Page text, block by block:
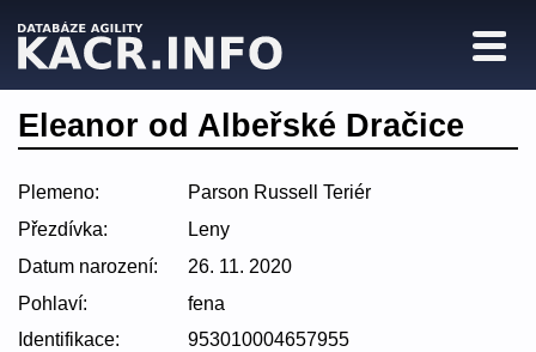
Eleanor od Albeřské Dračice
Plemeno:
Parson Russell Teriér
Přezdívka:
Leny
Datum narození:
26. 11. 2020
Pohlaví:
fena
Identifikace:
953010004657955